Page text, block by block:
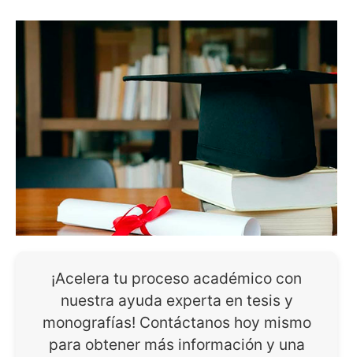
¡Acelera tu proceso académico con
nuestra ayuda experta en tesis y
monografías! Contáctanos hoy mismo
para obtener más información y una